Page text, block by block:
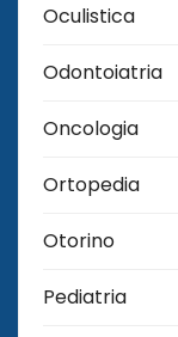
Oculistica
Odontoiatria
Oncologia
Ortopedia
Otorino
Pediatria